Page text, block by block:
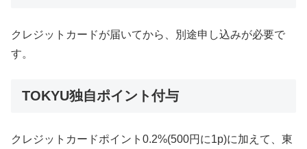
クレジットカードが届いてから、別途申し込みが必要で
す。
TOKYU独自ポイント付与
クレジットカードポイント0.2%(500円に1p)に加えて、東